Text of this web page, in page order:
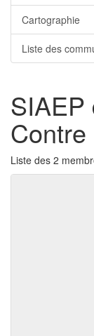
Cartographie
Liste des
SIAEP
Contre
Liste des 2